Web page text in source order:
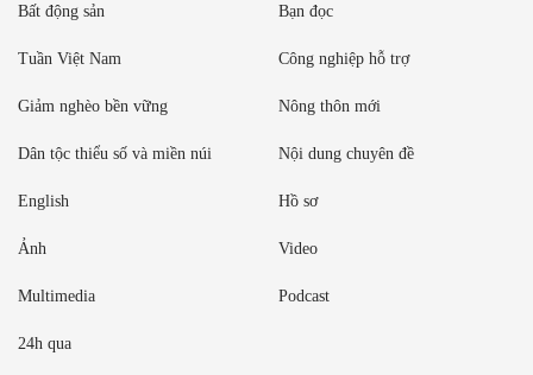
Bất động sản Bạn đọc
Tuần Việt Nam Công nghiệp hỗ trợ
Giảm nghèo bền vững Nông thôn mới
Dân tộc thiểu số và miền núi Nội dung chuyên đề
English Hồ sơ
Ảnh Video
Multimedia Podcast
24h qua